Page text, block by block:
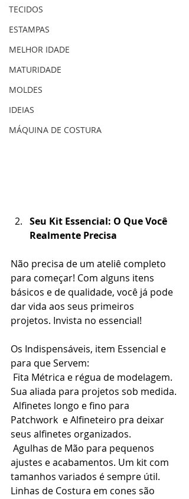
TECIDOS
ESTAMPAS
MELHOR IDADE
MATURIDADE
MOLDES
IDEIAS
MÁQUINA DE COSTURA
Seu Kit Essencial: O Que Você
Realmente Precisa
Não precisa de um ateliê completo
para começar! Com alguns itens
básicos e de qualidade, você já pode
dar vida aos seus primeiros
projetos. Invista no essencial!
Os Indispensáveis, item Essencial e
para que Servem:
Sua aliada para projetos sob medida.
Patchwork  e Alfineteiro pra deixar
seus alfinetes organizados.
ajustes e acabamentos. Um kit com
tamanhos variados é sempre útil.
Linhas de Costura em cones são